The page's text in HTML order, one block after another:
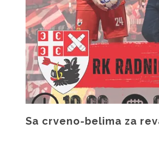
Sa crveno-belima za